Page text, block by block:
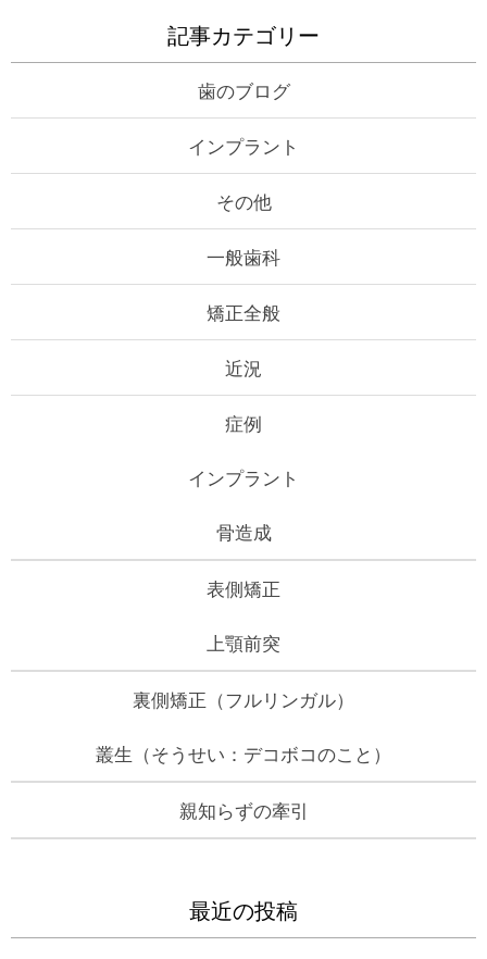
記事カテゴリー
歯のブログ
インプラント
その他
一般歯科
矯正全般
近況
症例
インプラント
骨造成
表側矯正
上顎前突
裏側矯正（フルリンガル）
叢生（そうせい：デコボコのこと）
親知らずの牽引
最近の投稿